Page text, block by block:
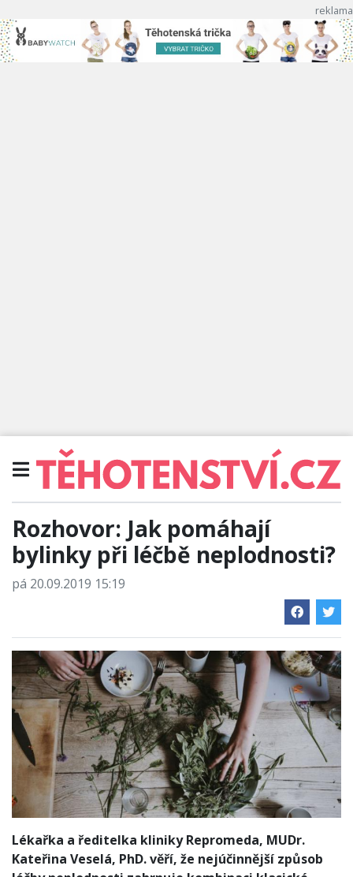
Rozhovor: Jak pomáhají
bylinky při léčbě neplodnosti?
pá 20.09.2019 15:19
Lékařka a ředitelka kliniky Repromeda, MUDr.
Kateřina Veselá, PhD. věří, že nejúčinnější způsob